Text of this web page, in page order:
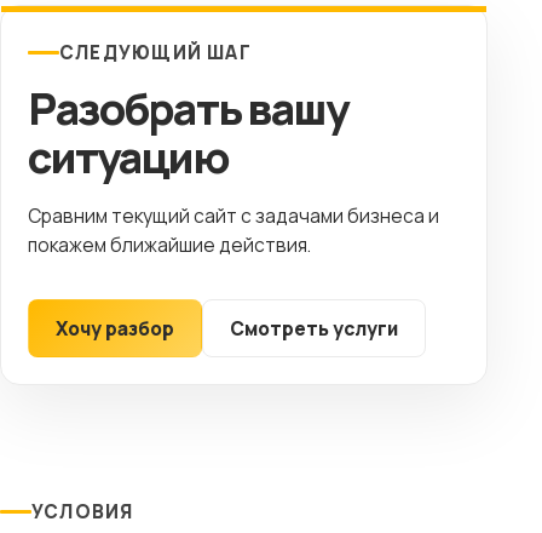
СЛЕДУЮЩИЙ ШАГ
Разобрать вашу
ситуацию
Сравним текущий сайт с задачами бизнеса и
покажем ближайшие действия.
Хочу разбор Смотреть услуги
УСЛОВИЯ